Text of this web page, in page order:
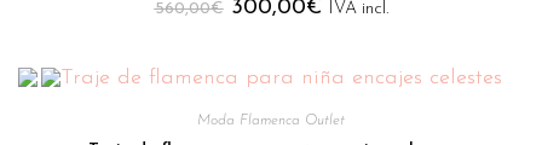
560,00€ 300,00€ IVA incl.
Moda Flamenca Outlet